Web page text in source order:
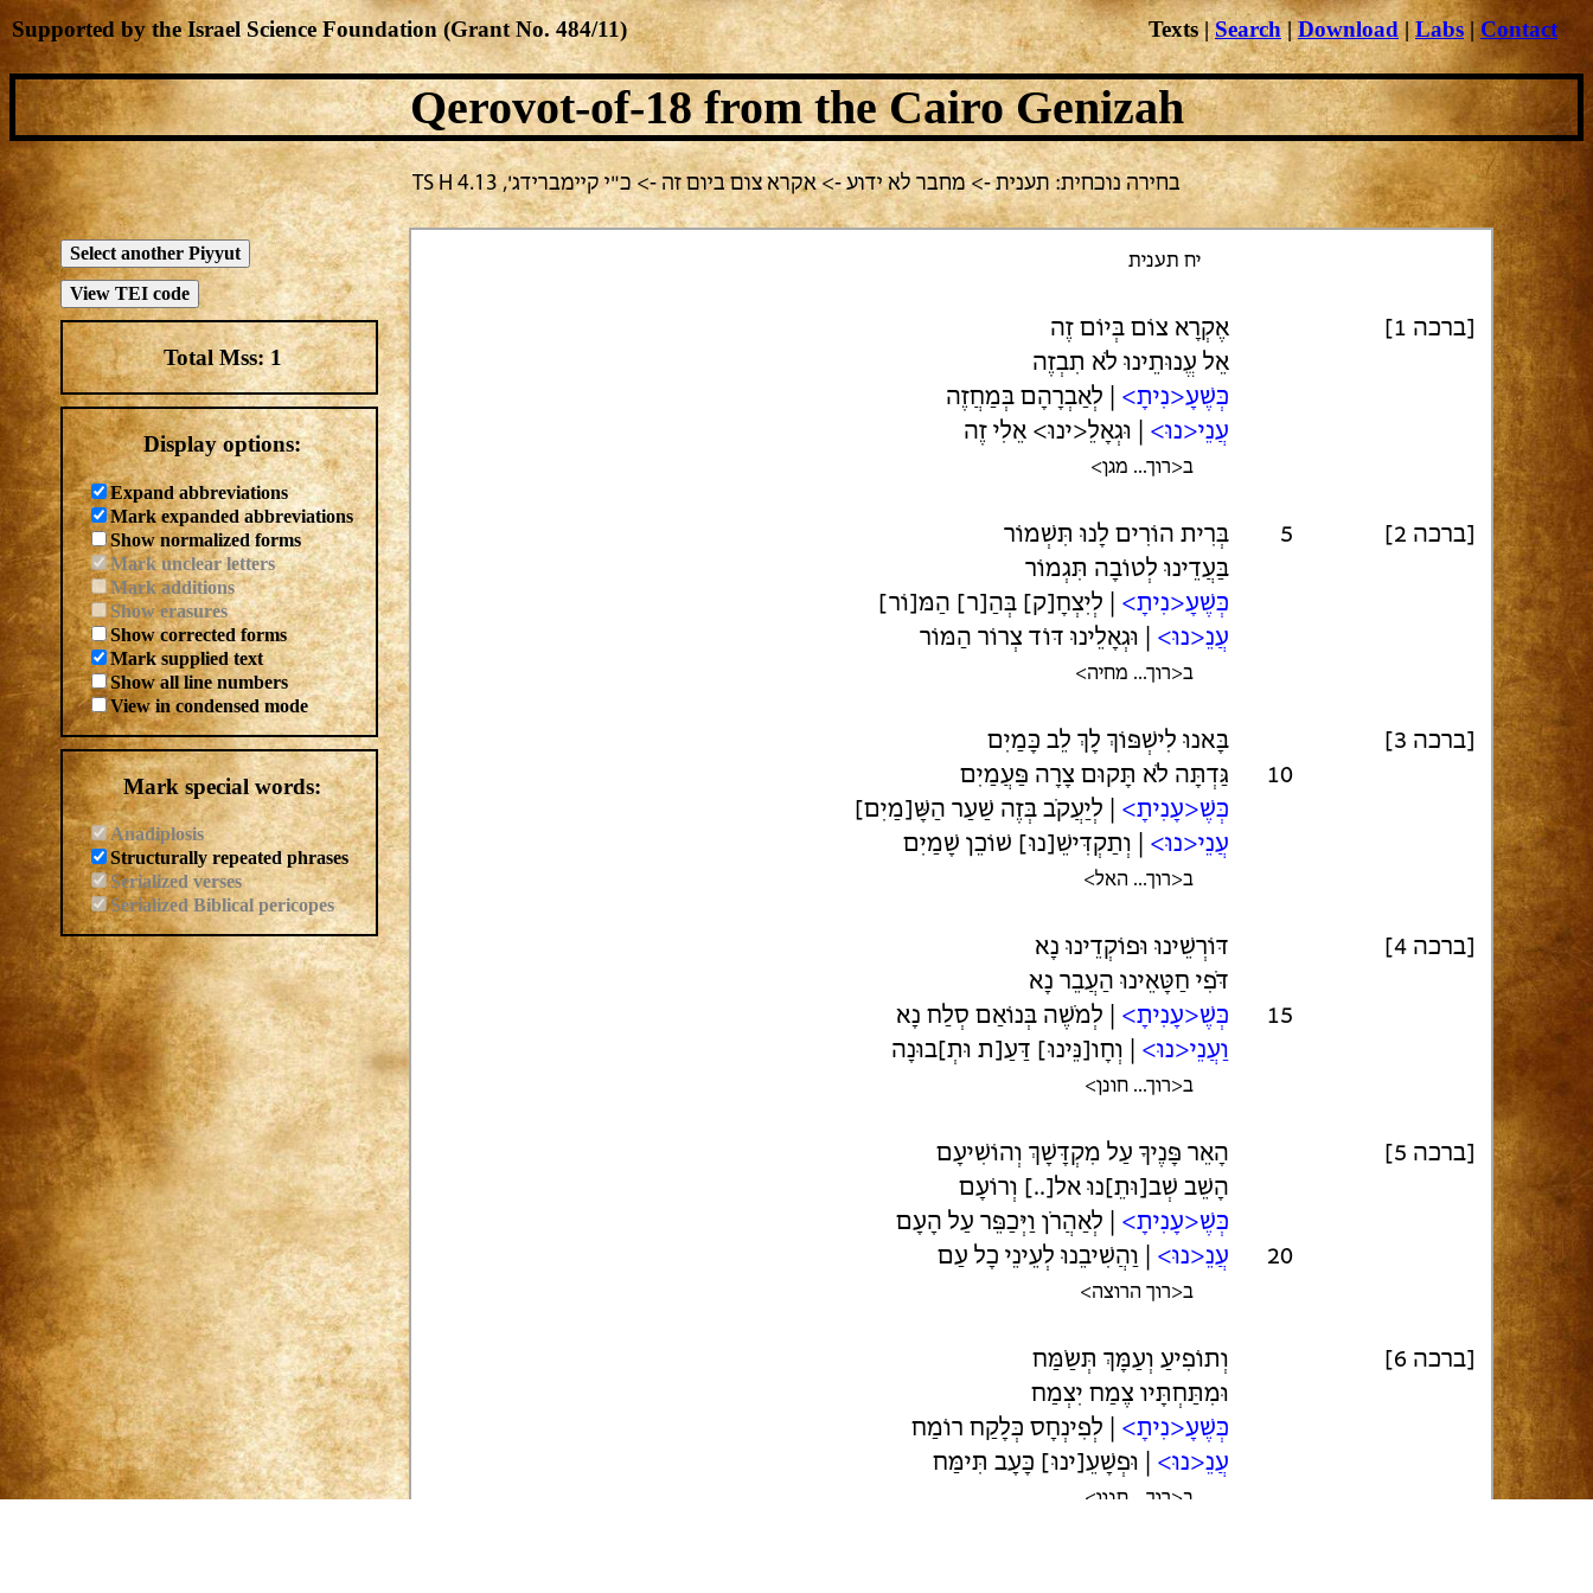
Qerovot-of-18from the Cairo Genizah
בחירה נוכחית: תענית -> מחבר לא ידוע -> אקרא צום ביום זה -> כ"י קיימברידג', TS H 4.13
Total Mss:1
Display options:
Expand abbreviations
Mark expanded abbreviations
Show normalized forms
Mark unclear letters
Mark additions
Show erasures
Show corrected forms
Mark supplied text
Show all line numbers
View in condensed mode
Mark special words:
Anadiplosis
Structurally repeated phrases
Serialized verses
Serialized Biblical pericopes
יח תענית
[ברכה 1]
אֶקְרָא צוֹם בְּיוֹם זֶה
אֵל עֱנוּתֵינוּ לֹא תִבְזֶה
כְּשֶׁעָ<נִיתָ>
| לְאַבְרָהָם בְּמַחֲזֶה
עֲנֵי<נוּ>
| וּגְאָלֵ<ינוּ> אֵלִי זֶה
ב<רוך... מגן>
[ברכה 2] 5
בְּרִית הוֹרִים לָנוּ תִּשְׁמוֹר
בַּעֲדֵינוּ לְטוֹבָה תִּגְמוֹר
כְּשֶׁעָ<נִיתָ>
| לְיִצְחָ[ק] בְּהַ[ר] הַמּ[וֹר]
עֲנֵ<נוּ>
| וּגְאָלֵינוּ דּוֹד צְרוֹר הַמּוֹר
ב<רוך... מחיה>
[ברכה 3]
בָּאנוּ לִישְׁפּוֹךְ לָךְ לֵב כָּמַיִם
10
גַּדְתָּה לֹא תָּקוּם צָרָה פַּעֲמַיִם
כְּשֶׁ<עָנִיתָ>
| לְיַעֲקֹב בְּזֶה שַׁעַר הַשָּׁ[מַיִם]
עֲנֵי<נוּ>
| וְתַקְדִּישֵׁ[נוּ] שׁוֹכֵן שָׁמַיִם
ב<רוך... האל>
[ברכה 4]
דּוֹרְשֵׁינוּ וּפוֹקְדֵינוּ נָא
דֹּפִי חַטָּאֵינוּ הַעֲבֵר נָא
15
כְּשֶׁ<עָנִיתָ>
| לְמֹשֶׁה בְּנוֹאַם סְלַח נָא
וַעֲנֵי<נוּ>
| וְחָו[נֵּינוּ] דַּעַ[ת וּתְ]בוּנָה
ב<רוך... חונן>
[ברכה 5]
הָאֵר פָּנֶיךָ עַל מִקְדָּשָׁךְ וְהוֹשִׁיעָם
הָשֵׁב שְׁב[וּתֵ]נוּ אל[..] וְרוֹעָם
כְּשֶׁ<עָנִיתָ>
| לְאַהֲרֹן וַיְּכַפֵּר עַל הָעָם
20
עֲנֵ<נוּ> | וַהֲשִׁיבֵנוּ לְעֵינֵי כָל עַם
ב<רוך הרוצה>
[ברכה 6]
וְתוֹפִיעַ וְעַמָּךְ תְּשַׂמַּח
וּמִתַּחְתָּיו צֶמַח יִצְמַח
כְּשֶׁעָ<נִיתָ>
| לְפִינְחָס כְּלָקַח רוֹמַח
עֲנֵ<נוּ>
| וּפְשָׁעֵ[ינוּ] כָּעָב תִּימַּח
ב<רוך... חנון>
Texts|Search|Download|Labs | Contact
Supported by the Israel Science Foundation (Grant No. 484/11)